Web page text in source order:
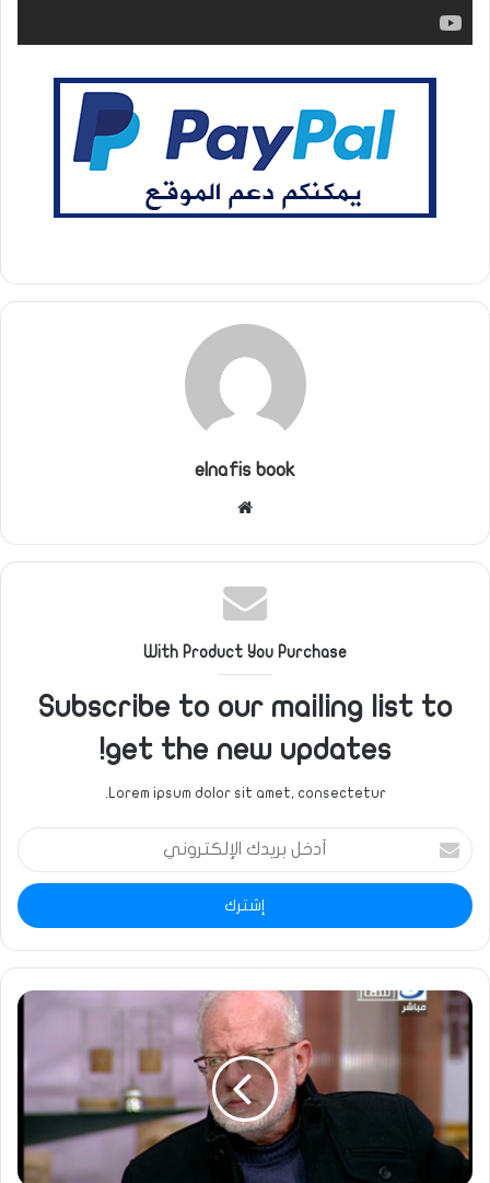
elnafis book
With Product You Purchase
Subscribe to our mailing list to
get the new updates!
Lorem ipsum dolor sit amet, consectetur.
أدخل
بريدك
الإلكتروني